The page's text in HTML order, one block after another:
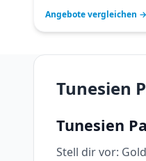
Angebote vergleichen →
Tunesien
Tunesien
Stell dir vor: